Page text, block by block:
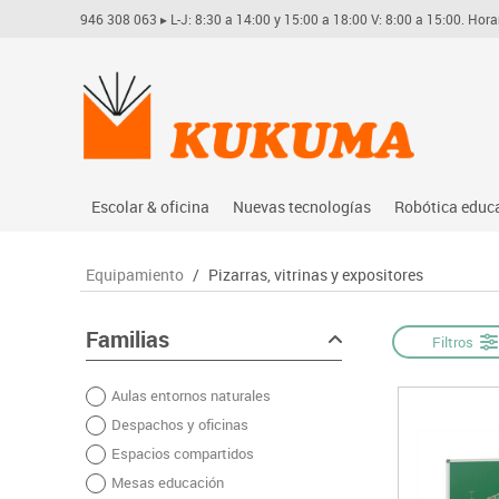
946 308 063 ▸ L-J: 8:30 a 14:00 y 15:00 a 18:00 V: 8:00 a 15:00.
Escolar & oficina
Archivo
Dibujo técnico y artístico
Escritura y corrección
Higiene
Informática
Manualidades
Material escolar
Nuevas tecnologías
Audio
Mobiliario tecnológico
Monitores interactivos
Soportes
Robótica
Arduino
Lego
Equipamiento / Pizarras, vitrinas y expositores
Familias
Aulas entornos naturales
Despachos y oficinas
Espacios compartidos
Mesas educación
Filtros